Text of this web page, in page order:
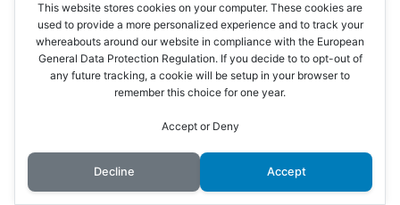
北条氏照(3)
北条氏直(2)
北条氏規
This website stores cookies on your computer. These cookies are
used to provide a more personalized experience and to track your
whereabouts around our website in compliance with the European
General Data Protection Regulation. If you decide to to opt-out of
any future tracking, a cookie will be setup in your browser to
remember this choice for one year.
Accept or Deny
Decline Accept